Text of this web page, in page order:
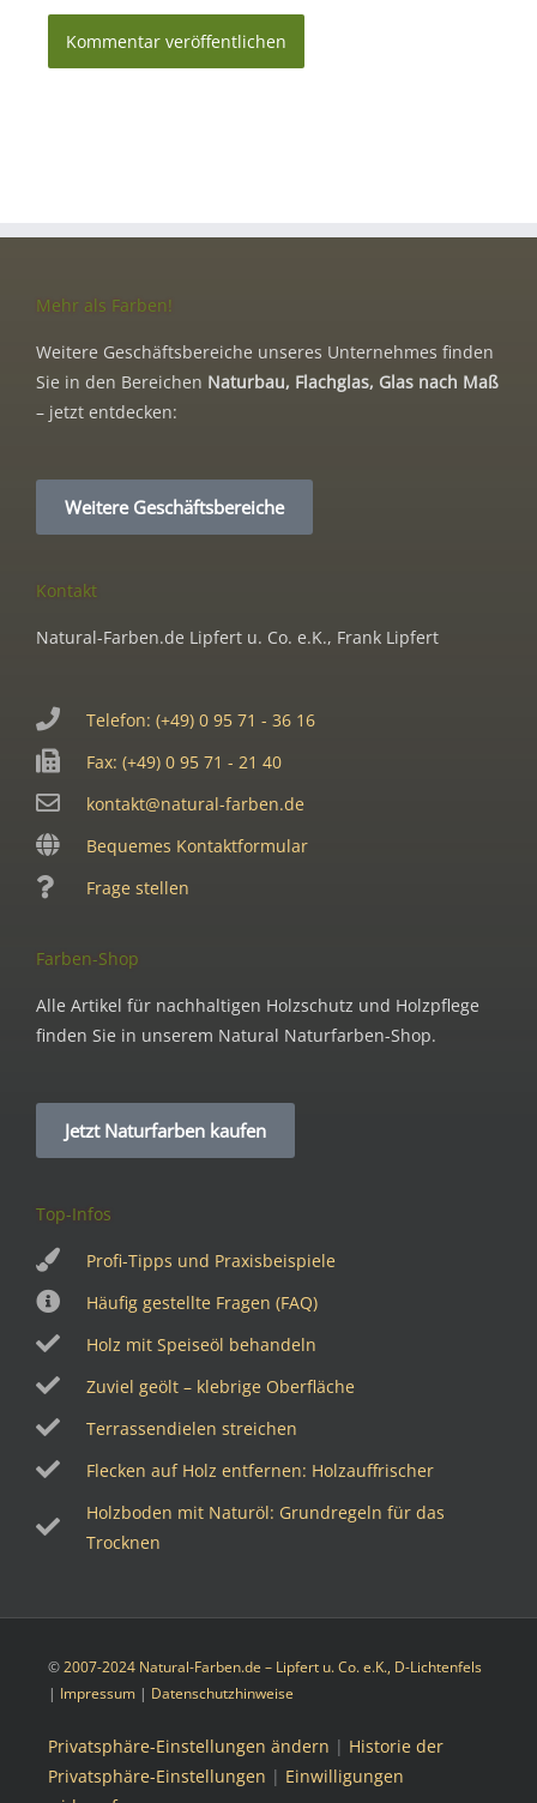
Mehr als Farben!
Weitere Geschäftsbereiche unseres Unternehmes finden
Sie in den Bereichen Naturbau, Flachglas, Glas nach Maß
– jetzt entdecken:
Weitere Geschäftsbereiche
Kontakt
Natural-Farben.de Lipfert u. Co. e.K., Frank Lipfert
Telefon: (+49) 0 95 71 - 36 16
Fax: (+49) 0 95 71 - 21 40
kontakt@natural-farben.de
Bequemes Kontaktformular
Frage stellen
Farben-Shop
Alle Artikel für nachhaltigen Holzschutz und Holzpflege
finden Sie in unserem Natural Naturfarben-Shop.
Jetzt Naturfarben kaufen
Top-Infos
Profi-Tipps und Praxisbeispiele
Häufig gestellte Fragen (FAQ)
Holz mit Speiseöl behandeln
Zuviel geölt – klebrige Oberfläche
Terrassendielen streichen
Flecken auf Holz entfernen: Holzauffrischer
Holzboden mit Naturöl: Grundregeln für das
Trocknen
©2007-2024 Natural-Farben.de – Lipfert u. Co. e.K., D-Lichtenfels
| Impressum | Datenschutzhinweise
Privatsphäre-Einstellungen ändern | Historie der
Privatsphäre-Einstellungen | Einwilligungen